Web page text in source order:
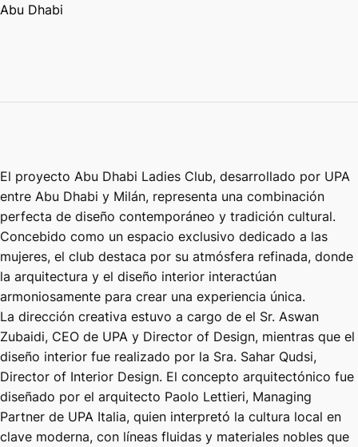
Abu Dhabi
El proyecto Abu Dhabi Ladies Club, desarrollado por UPA
entre Abu Dhabi y Milán, representa una combinación
perfecta de diseño contemporáneo y tradición cultural.
Concebido como un espacio exclusivo dedicado a las
mujeres, el club destaca por su atmósfera refinada, donde
la arquitectura y el diseño interior interactúan
armoniosamente para crear una experiencia única.
La dirección creativa estuvo a cargo de el Sr. Aswan
Zubaidi, CEO de UPA y Director of Design, mientras que el
diseño interior fue realizado por la Sra. Sahar Qudsi,
Director of Interior Design. El concepto arquitectónico fue
diseñado por el arquitecto Paolo Lettieri, Managing
Partner de UPA Italia, quien interpretó la cultura local en
clave moderna, con líneas fluidas y materiales nobles que